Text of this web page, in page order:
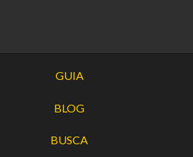
GUIA
BLOG
BUSCA